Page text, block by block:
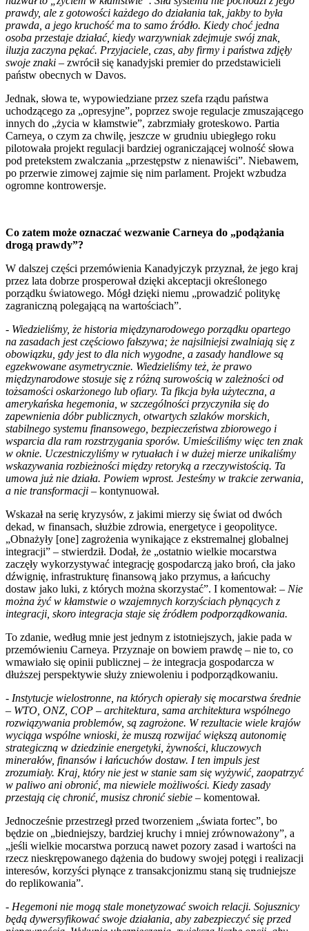
prawdy, ale z gotowości każdego do działania tak, jakby to była
prawda, a jego kruchość ma to samo źródło. Kiedy choć jedna
osoba przestaje działać, kiedy warzywniak zdejmuje swój znak,
iluzja zaczyna pękać. Przyjaciele, czas, aby firmy i państwa zdjęły
swoje znaki – zwrócił się kanadyjski premier do przedstawicieli
państw obecnych w Davos.
Jednak, słowa te, wypowiedziane przez szefa rządu państwa
uchodzącego za „opresyjne”, poprzez swoje regulacje zmuszającego
innych do „życia w kłamstwie”, zabrzmiały groteskowo. Partia
Carneya, o czym za chwilę, jeszcze w grudniu ubiegłego roku
pilotowała projekt regulacji bardziej ograniczającej wolność słowa
pod pretekstem zwalczania „przestępstw z nienawiści”. Niebawem,
po przerwie zimowej zajmie się nim parlament. Projekt wzbudza
ogromne kontrowersje.
Co zatem może oznaczać wezwanie Carneya do „podążania
drogą prawdy”?
W dalszej części przemówienia Kanadyjczyk przyznał, że jego kraj
przez lata dobrze prosperował dzięki akceptacji określonego
porządku światowego. Mógł dzięki niemu „prowadzić politykę
zagraniczną polegającą na wartościach”.
- Wiedzieliśmy, że historia międzynarodowego porządku opartego
na zasadach jest częściowo fałszywa; że najsilniejsi zwalniają się z
obowiązku, gdy jest to dla nich wygodne, a zasady handlowe są
egzekwowane asymetrycznie. Wiedzieliśmy też, że prawo
międzynarodowe stosuje się z różną surowością w zależności od
tożsamości oskarżonego lub ofiary. Ta fikcja była użyteczna, a
amerykańska hegemonia, w szczególności przyczyniła się do
zapewnienia dóbr publicznych, otwartych szlaków morskich,
stabilnego systemu finansowego, bezpieczeństwa zbiorowego i
wsparcia dla ram rozstrzygania sporów. Umieściliśmy więc ten znak
w oknie. Uczestniczyliśmy w rytuałach i w dużej mierze unikaliśmy
wskazywania rozbieżności między retoryką a rzeczywistością. Ta
umowa już nie działa. Powiem wprost. Jesteśmy w trakcie zerwania,
a nie transformacji – kontynuował.
Wskazał na serię kryzysów, z jakimi mierzy się świat od dwóch
dekad, w finansach, służbie zdrowia, energetyce i geopolityce.
„Obnażyły [one] zagrożenia wynikające z ekstremalnej globalnej
integracji” – stwierdził. Dodał, że „ostatnio wielkie mocarstwa
zaczęły wykorzystywać integrację gospodarczą jako broń, cła jako
dźwignię, infrastrukturę finansową jako przymus, a łańcuchy
dostaw jako luki, z których można skorzystać”. I komentował: – Nie
można żyć w kłamstwie o wzajemnych korzyściach płynących z
integracji, skoro integracja staje się źródłem podporządkowania.
To zdanie, według mnie jest jednym z istotniejszych, jakie pada w
przemówieniu Carneya. Przyznaje on bowiem prawdę – nie to, co
wmawiało się opinii publicznej – że integracja gospodarcza w
dłuższej perspektywie służy zniewoleniu i podporządkowaniu.
- Instytucje wielostronne, na których opierały się mocarstwa średnie
– WTO, ONZ, COP – architektura, sama architektura wspólnego
rozwiązywania problemów, są zagrożone. W rezultacie wiele krajów
wyciąga wspólne wnioski, że muszą rozwijać większą autonomię
strategiczną w dziedzinie energetyki, żywności, kluczowych
minerałów, finansów i łańcuchów dostaw. I ten impuls jest
zrozumiały. Kraj, który nie jest w stanie sam się wyżywić, zaopatrzyć
w paliwo ani obronić, ma niewiele możliwości. Kiedy zasady
przestają cię chronić, musisz chronić siebie – komentował.
Jednocześnie przestrzegł przed tworzeniem „świata fortec”, bo
będzie on „biedniejszy, bardziej kruchy i mniej zrównoważony”, a
„jeśli wielkie mocarstwa porzucą nawet pozory zasad i wartości na
rzecz nieskrępowanego dążenia do budowy swojej potęgi i realizacji
interesów, korzyści płynące z transakcjonizmu staną się trudniejsze
do replikowania”.
- Hegemoni nie mogą stale monetyzować swoich relacji. Sojusznicy
będą dywersyfikować swoje działania, aby zabezpieczyć się przed